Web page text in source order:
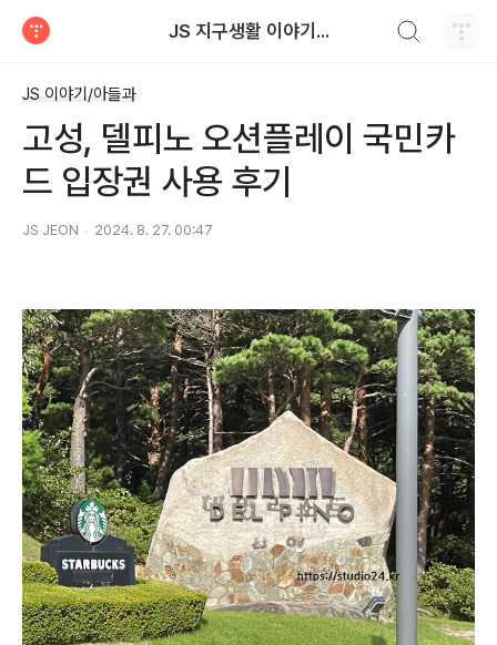
JS 지구생활 이야기...
JS 이야기/아들과
고성, 델피노 오션플레이 국민카
드 입장권 사용 후기
JS JEON 2024. 8. 27. 00:47